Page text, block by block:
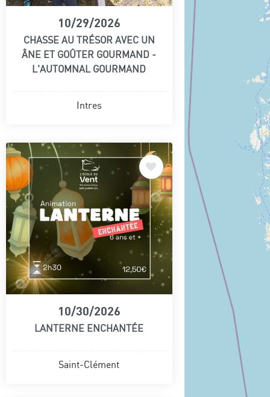
10/29/2026
CHASSE AU TRÉSOR AVEC UN
ÂNE ET GOÛTER GOURMAND -
L'AUTOMNAL GOURMAND
Intres
10/30/2026
LANTERNE ENCHANTÉE
Saint-Clément